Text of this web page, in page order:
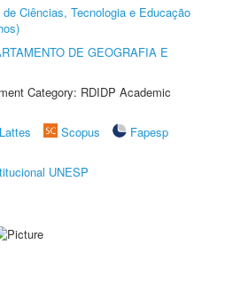
de Ciências, Tecnologia e Educação
DE GEOGRAFIA E
Category: RDIDP Academic
Scopus
Fapesp
UNESP